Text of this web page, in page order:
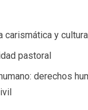
carismática y cultura
pastoral
derechos